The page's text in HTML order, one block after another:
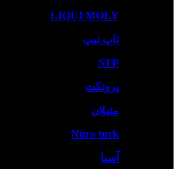
LIQUI MOLY
تاپ تیپ
STP
پروتکت
متیلان
Nitro turk
آسیا